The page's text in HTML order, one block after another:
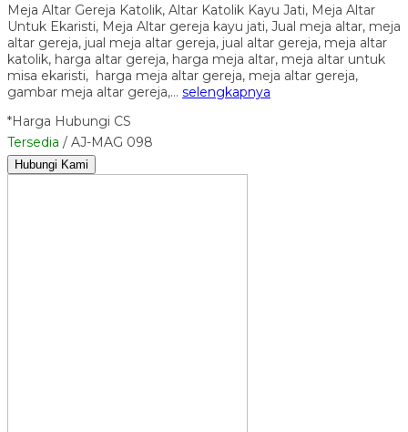
Meja Altar Gereja Katolik, Altar Katolik Kayu Jati, Meja Altar
Untuk Ekaristi, Meja Altar gereja kayu jati, Jual meja altar, meja
altar gereja, jual meja altar gereja, jual altar gereja, meja altar
katolik, harga altar gereja, harga meja altar, meja altar untuk
misa ekaristi, harga meja altar gereja, meja altar gereja,
gambar meja altar gereja,… selengkapnya
*Harga Hubungi CS
Tersedia / AJ-MAG 098
Hubungi Kami